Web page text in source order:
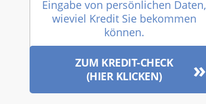
Eingabe von persönlichen Daten,
wieviel Kredit Sie bekommen
können.
ZUM KREDIT-CHECK
(HIER KLICKEN)